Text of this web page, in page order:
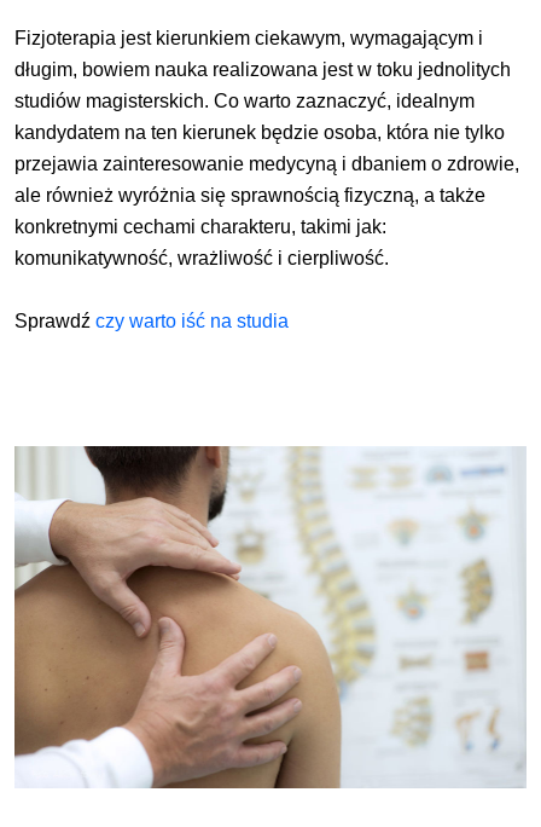
Fizjoterapia jest kierunkiem ciekawym, wymagającym i
długim, bowiem nauka realizowana jest w toku jednolitych
studiów magisterskich. Co warto zaznaczyć, idealnym
kandydatem na ten kierunek będzie osoba, która nie tylko
przejawia zainteresowanie medycyną i dbaniem o zdrowie,
ale również wyróżnia się sprawnością fizyczną, a także
konkretnymi cechami charakteru, takimi jak:
komunikatywność, wrażliwość i cierpliwość.
Sprawdźczy warto iść na studia